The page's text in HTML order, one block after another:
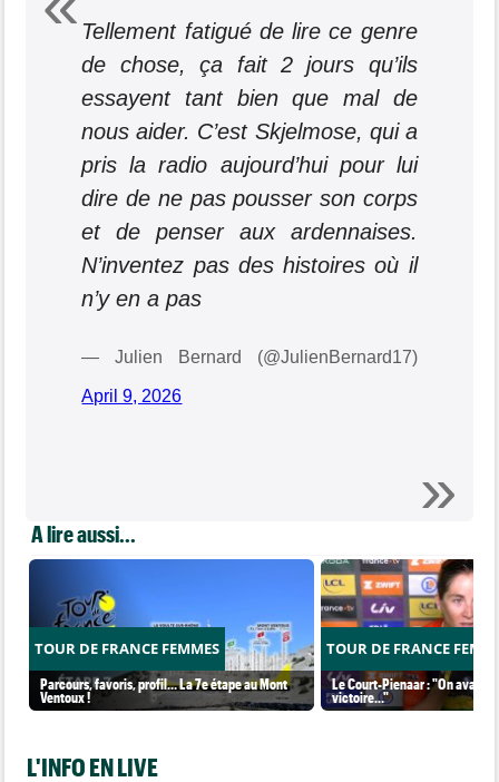
Tellement fatigué de lire ce genre
de chose, ça fait 2 jours qu’ils
essayent tant bien que mal de
nous aider. C’est Skjelmose, qui a
pris la radio aujourd’hui pour lui
dire de ne pas pousser son corps
et de penser aux ardennaises.
N’inventez pas des histoires où il
n’y en a pas
— Julien Bernard (@JulienBernard17)
April 9, 2026
A lire aussi...
TOUR DE FRANCE FEMMES
Parcours, favoris, profil… La 7e étape au Mont
Ventoux !
TOUR DE FRANCE
Le Court-Pienaar : "On avait
victoire..."
L'INFO EN LIVE